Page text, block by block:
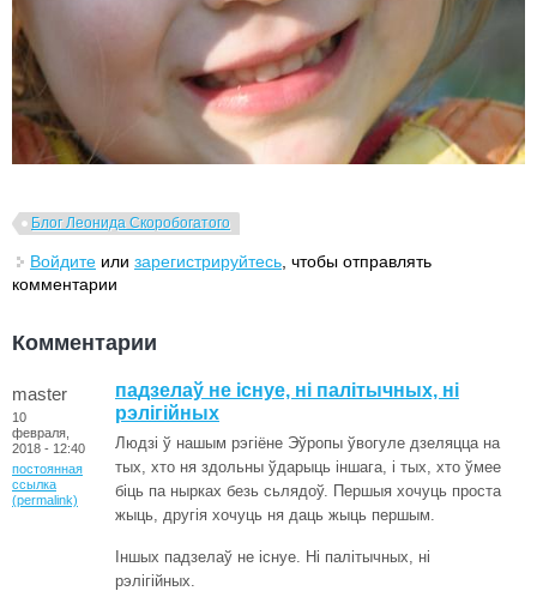
Блог Леонида Скоробогатого
Войдите или зарегистрируйтесь , чтобы отправлять
комментарии
Комментарии
master
10
февраля,
2018 - 12:40
постоянная
ссылка
(permalink)
падзелаў не існуе, ні палітычных, ні
рэлігійных
Людзі ў нашым рэгіёне Эўропы ўвогуле дзеляцца на
тых, хто ня здольны ўдарыць іншага, і тых, хто ўмее
біць па нырках безь сьлядоў. Першыя хочуць проста
жыць, другія хочуць ня даць жыць першым.
Іншых падзелаў не існуе. Ні палітычных, ні
рэлігійных.